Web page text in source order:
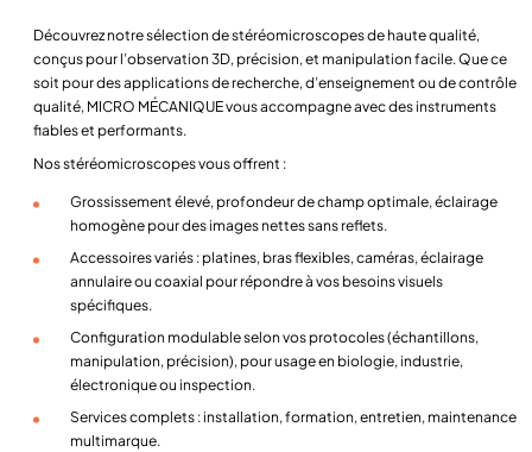
Découvrez notre sélection destéréomicroscopesde haute qualité,
conçus pour l’observation 3D, précision, et manipulation facile. Que ce
soit pour des applications de recherche, d’enseignement ou de contrôle
qualité, MICRO MÉCANIQUE vous accompagne avec des instruments
fiables et performants.
Nos stéréomicroscopes vous offrent :
Grossissement élevé, profondeur de champ optimale, éclairage
homogène pour des images nettes sans reflets.
Accessoires variés : platines, bras flexibles, caméras, éclairage
annulaire ou coaxial pour répondre à vos besoins visuels
spécifiques.
Configuration modulable selon vos protocoles (échantillons,
manipulation, précision), pour usage en biologie, industrie,
électronique ou inspection.
Services complets : installation, formation, entretien, maintenance
multimarque.